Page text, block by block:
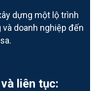
dựng một lộ trình
doanh nghiệp đến
liên tục: